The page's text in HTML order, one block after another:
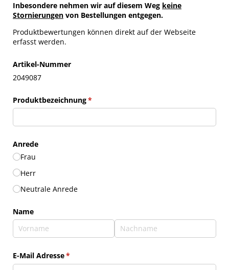
Inbesondere nehmen wir auf diesem Weg keine
Stornierungen von Bestellungen entgegen.
Produktbewertungen können direkt auf der Webseite
erfasst werden.
Artikel-Nummer
2049087
Produktbezeichnung*
(erforderlich)
Anrede
Frau
Herr
Neutrale Anrede
Name
E-Mail Adresse*
(erforderlich)